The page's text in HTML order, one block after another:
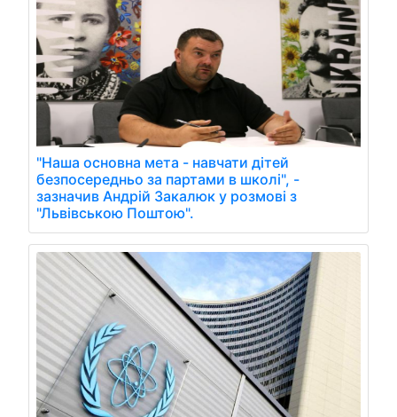
"Наша основна мета - навчати дітей
безпосередньо за партами в школі", -
зазначив Андрій Закалюк у розмові з
"Львівською Поштою".